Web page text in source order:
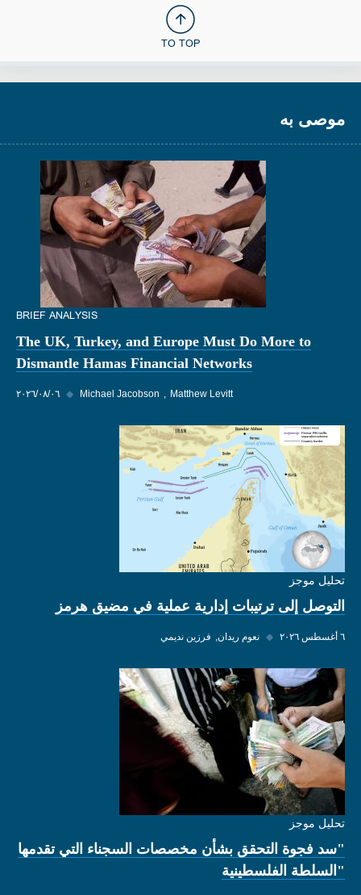
TO TOP
موصى به
BRIEF ANALYSIS
The UK, Turkey, and Europe Must Do More to
Dismantle Hamas Financial Networks
٠٦‏/٠٨‏/٢٠٢٦ ◆ Michael Jacobson Matthew Levitt
تحليل موجز
التوصل إلى ترتيبات إدارية عملية في مضيق هرمز
٦ أغسطس ٢٠٢٦ ◆ نعوم ريدان فرزين نديمي
تحليل موجز
"سد فجوة التحقق بشأن مخصصات السجناء التي تقدمها
"السلطة الفلسطينية